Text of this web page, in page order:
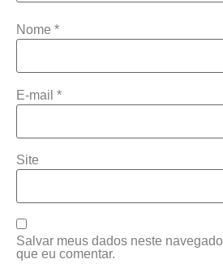
Nome *
E-mail *
Site
Salvar meus dados neste
que eu comentar.